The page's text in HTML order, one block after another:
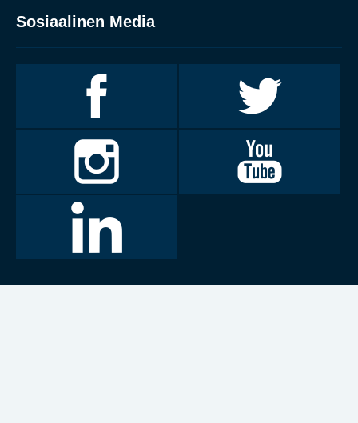
Sosiaalinen Media
Facebookissa
Twitterissä
Invalidiliitto
Instagramissa
Youtubessa